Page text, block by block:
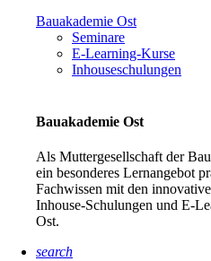
Bauakademie Ost
Seminare
E-Learning-Kurse
Inhouseschulungen
Bauakademie Ost
Als Muttergesellschaft der
ein besonderes Lernangebot
Fachwissen mit den
Inhouse-Schulungen und E-
Ost.
search